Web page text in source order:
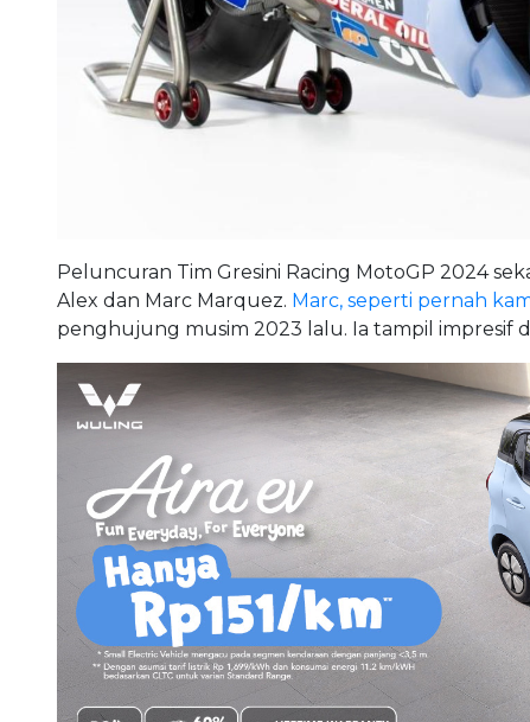
Peluncuran Tim Gresini Racing MotoGP 2024
Alex dan Marc Marquez. Marc, seperti pernah
penghujung musim 2023 lalu. Ia tampil impresif